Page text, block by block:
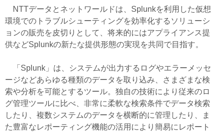
NTTデータとネットワールドは、Splunkを利用した仮想
環境でのトラブルシューティングを効率化するソリューシ
ョンの販売を皮切りとして、将来的にはアプライアンス提
供などSplunkの新たな提供形態の実現を共同で目指す。
「Splunk」は、システムが出力するログやエラーメッセ
ージなどあらゆる種類のデータを取り込み、さまざまな検
索や分析を可能とするツール。独自の技術により従来のロ
グ管理ツールに比べ、非常に柔軟な検索条件でデータ検索
したり、複数システムのデータを横断的に管理したり、ま
た豊富なレポーティング機能の活用により簡易にレポート